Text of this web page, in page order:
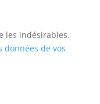
les indésirables.
données de vos